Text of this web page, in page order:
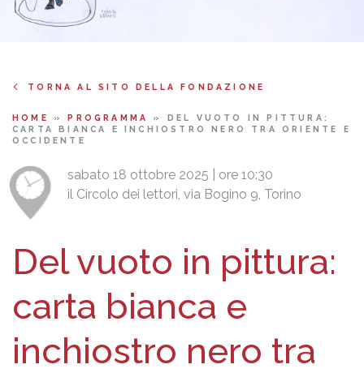
TORNA AL SITO DELLA FONDAZIONE
HOME »PROGRAMMA » DEL VUOTO IN PITTURA:
CARTA BIANCA E INCHIOSTRO NERO TRA ORIENTE E
OCCIDENTE
sabato 18 ottobre 2025 | ore 10:30
il Circolo dei lettori, via Bogino 9, Torino
Del vuoto in pittura:
carta bianca e
inchiostro nero tra